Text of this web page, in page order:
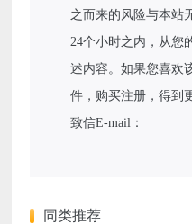
之而来的风险与本站
24个小时之内，从您
述内容。如果您喜欢
件，购买注册，得到
致信E-mail：
同类推荐